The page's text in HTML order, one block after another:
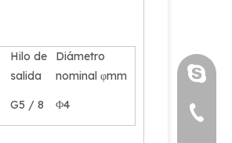
Hilo de
salida
Diámetro
nominal φmm
G5 / 8 Φ4
+86